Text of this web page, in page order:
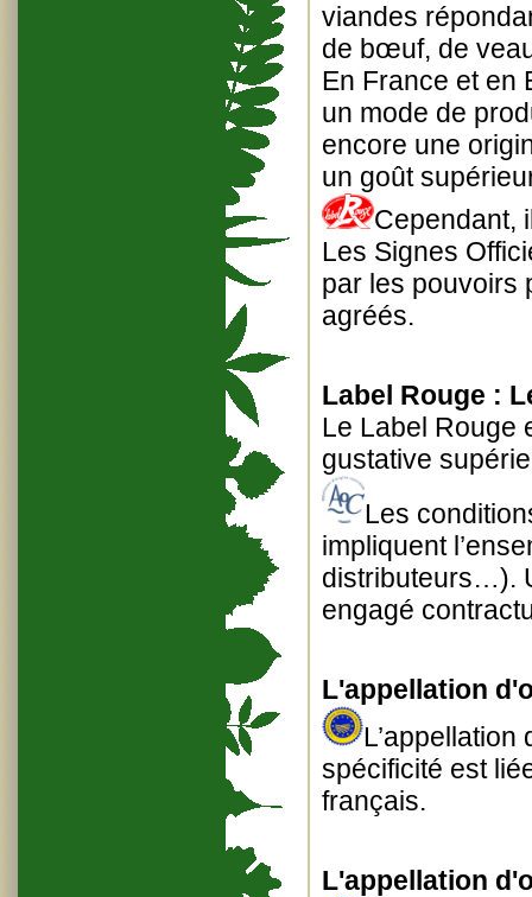
viandes
de bœuf, de
En France et en
un mode de
encore une
un goût
Cependant,
Les Signes
par les pouvoirs
agréés.
Label Rouge :
Le Label Rouge
gustative
Les
impliquent
distributeurs…).
engagé
L'appellation
L’appellation
spécificité est
français.
L'appellation